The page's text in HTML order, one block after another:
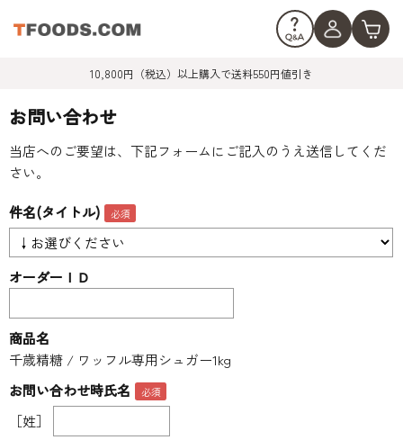
10,800円（税込）以上購入で送料550円値引き
お問い合わせ
当店へのご要望は、下記フォームにご記入のうえ送信してくだ
さい。
件名(タイトル)
オーダーＩＤ
商品名
千歳精糖 / ワッフル専用シュガー1kg
お問い合わせ時氏名
［姓］